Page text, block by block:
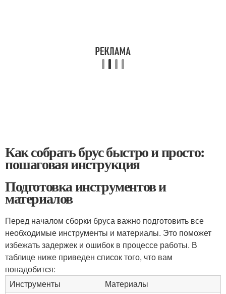
Как собрать брус быстро и просто:
пошаговая инструкция
Подготовка инструментов и
материалов
Перед началом сборки бруса важно подготовить все
необходимые инструменты и материалы. Это поможет
избежать задержек и ошибок в процессе работы. В
таблице ниже приведен список того, что вам
понадобится:
Инструменты
Материалы